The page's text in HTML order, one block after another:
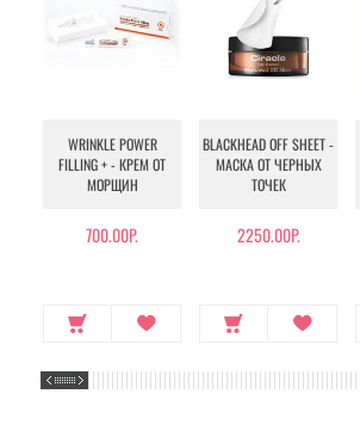
WRINKLE POWER
FILLING + - КРЕМ ОТ
МОРЩИН
700.00Р.
BLACKHEAD OFF SHEET -
МАСКА ОТ ЧЕРНЫХ
ТОЧЕК
2250.00Р.